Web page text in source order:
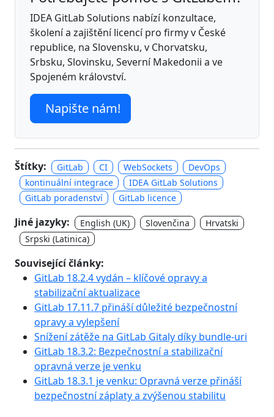
IDEA GitLab Solutions nabízí konzultace,
školení a zajištění licencí pro firmy v České
republice, na Slovensku, v Chorvatsku,
Srbsku, Slovinsku, Severní Makedonii a ve
Spojeném království.
Napište nám!
Štítky: GitLab CI WebSockets
DevOps
kontinuální integrace
IDEA GitLab Solutions
GitLab poradenství
GitLab licence
Jiné jazyky: English (UK) Slovenčina
Hrvatski
Srpski (Latinica)
Související články:
GitLab 18.2.4 vydán – klíčové opravy a
stabilizační aktualizace
GitLab 17.11.7 přináší důležité bezpečnostní
opravy a vylepšení
Snížení zátěže na GitLab Gitaly díky bundle-uri
GitLab 18.3.2: Bezpečnostní a stabilizační
opravná verze je venku
GitLab 18.3.1 je venku: Opravná verze přináší
bezpečnostní záplaty a zvýšenou stabilitu